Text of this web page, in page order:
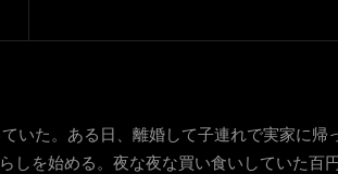
いた。ある日、離婚して子連れで実家に帰
を始める。夜な夜な買い食いしていた百